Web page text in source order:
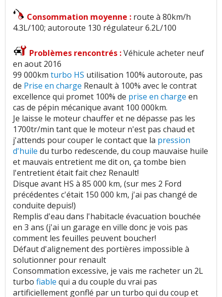
Consommation moyenne : route à 80km/h
4.3L/100; autoroute 130 régulateur 6.2L/100
Problèmes rencontrés :Véhicule acheter neuf
en aout 2016
99 000km turbo HS utilisation 100% autoroute, pas
de Prise en charge Renault à 100% avec le contrat
excellence qui promet 100% de prise en charge en
cas de pépin mécanique avant 100 000km.
Je laisse le moteur chauffer et ne dépasse pas les
1700tr/min tant que le moteur n'est pas chaud et
j'attends pour couper le contact que la pression
d'huile du turbo redescende, du coup mauvaise huile
et mauvais entretient me dit on, ça tombe bien
l'entretient était fait chez Renault!
Disque avant HS à 85 000 km, (sur mes 2 Ford
précédentes c'était 150 000 km, j'ai pas changé de
conduite depuis!)
Remplis d'eau dans l'habitacle évacuation bouchée
en 3 ans (j'ai un garage en ville donc je vois pas
comment les feuilles peuvent boucher!
Défaut d'alignement des portières impossible à
solutionner pour renault
Consommation excessive, je vais me racheter un 2L
turbo fiable qui a du couple du vrai pas
artificiellement gonflé par un turbo qui du coup et